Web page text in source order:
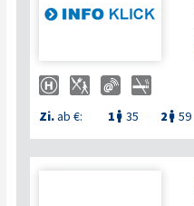
Zi.ab €: 1  35 2  59